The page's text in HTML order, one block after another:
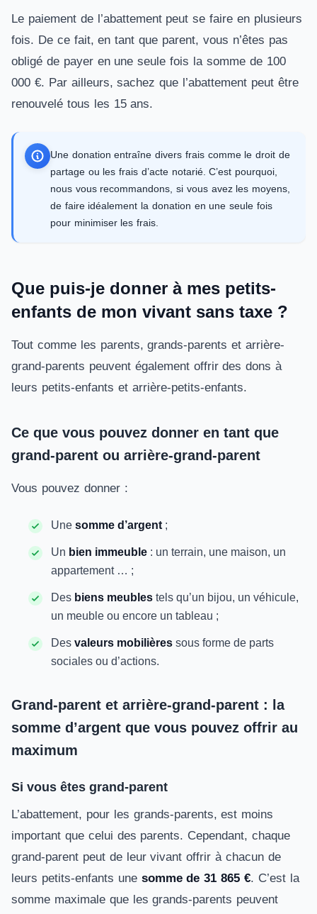
Le paiement de l’abattement peut se faire en plusieurs
fois. De ce fait, en tant que parent, vous n’êtes pas
obligé de payer en une seule fois la somme de 100
000 €. Par ailleurs, sachez que l’abattement peut être
renouvelé tous les 15 ans.
Une donation entraîne divers frais comme le droit de
partage ou les frais d’acte notarié. C’est pourquoi,
nous vous recommandons, si vous avez les moyens,
de faire idéalement la donation en une seule fois
pour minimiser les frais.
Que puis-je donner à mes petits-
enfants de mon vivant sans taxe ?
Tout comme les parents, grands-parents et arrière-
grand-parents peuvent également offrir des dons à
leurs petits-enfants et arrière-petits-enfants.
Ce que vous pouvez donner en tant que
grand-parent ou arrière-grand-parent
Vous pouvez donner :
Une somme d’argent ;
Un bien immeuble : un terrain, une maison, un
appartement … ;
Des biens meubles tels qu’un bijou, un véhicule,
un meuble ou encore un tableau ;
Des valeurs mobilières sous forme de parts
sociales ou d’actions.
Grand-parent et arrière-grand-parent : la
somme d’argent que vous pouvez offrir au
maximum
Si vous êtes grand-parent
L’abattement, pour les grands-parents, est moins
important que celui des parents. Cependant, chaque
grand-parent peut de leur vivant offrir à chacun de
leurs petits-enfants une somme de 31 865 €. C’est la
somme maximale que les grands-parents peuvent